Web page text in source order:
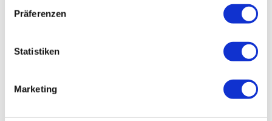
Präferenzen
Statistiken
Marketing
(m/w/d) gesucht.